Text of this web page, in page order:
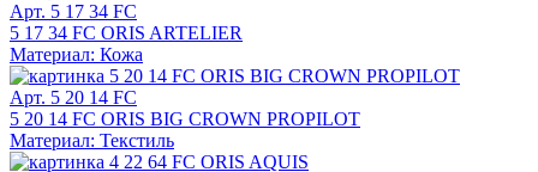
Арт. 5 17 34 FC
5 17 34 FC ORIS ARTELIER
Материал: Кожа
Арт. 5 20 14 FC
5 20 14 FC ORIS BIG CROWN PROPILOT
Материал: Текстиль